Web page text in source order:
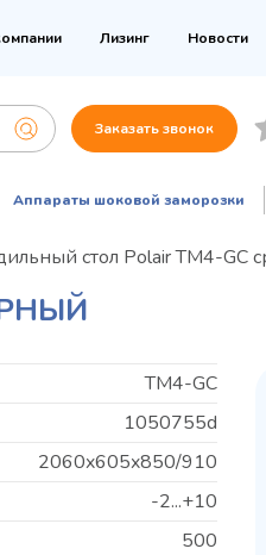
Лизинг Новости
Заказать звонок
Аппараты шоковой заморозки
стол Polair TM4-GC
TM4-GC
1050755d
2060x605x850/910
-2...+10
500